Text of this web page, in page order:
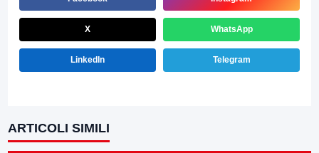
X WhatsApp
LinkedIn Telegram
ARTICOLI SIMILI